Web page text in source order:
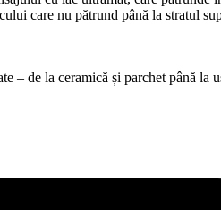
care nu pătrund până la stratul
– de la ceramică și parchet până la